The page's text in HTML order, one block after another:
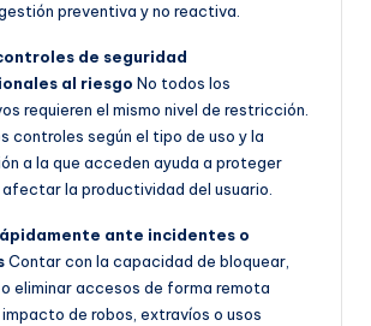
preventiva y no reactiva.
de seguridad
al riesgo No todos los
requieren el mismo nivel de restricción.
controles según el tipo de uso y la
a la que acceden ayuda a proteger
la productividad del usuario.
ante incidentes o
Contar con la capacidad de bloquear,
eliminar accesos de forma remota
de robos, extravíos o usos